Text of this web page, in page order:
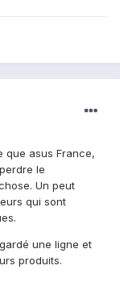
que asus France,
le
Un peut
qui sont
une ligne et
produits.